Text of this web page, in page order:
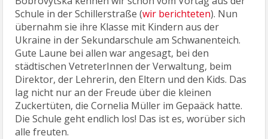
Schule in der Schillerstraße (wir berichteten). Nun
übernahm sie ihre Klasse mit Kindern aus der
Ukraine in der Sekundarschule am Schwanenteich.
Gute Laune bei allen war angesagt, bei den
städtischen VetreterInnen der Verwaltung, beim
Direktor, der Lehrerin, den Eltern und den Kids. Das
lag nicht nur an der Freude über die kleinen
Zuckertüten, die Cornelia Müller im Gepaäck hatte.
Die Schule geht endlich los! Das ist es, worüber sich
alle freuten.